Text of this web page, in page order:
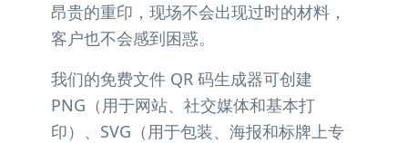
昂贵的重印，现场不会出现过时的材料，
客户也不会感到困惑。
我们的免费文件 QR 码生成器可创建
PNG（用于网站、社交媒体和基本打
印）、SVG（用于包装、海报和标牌上专